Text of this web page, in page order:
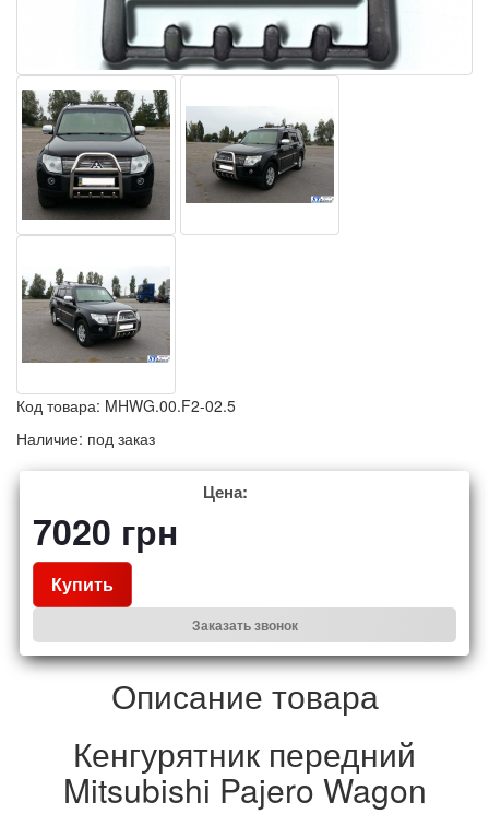
Код товара: MHWG.00.F2-02.5
Наличие: под заказ
Цена:
7020 грн
Купить
Заказать звонок
Описание товара
Кенгурятник передний
Mitsubishi Pajero Wagon